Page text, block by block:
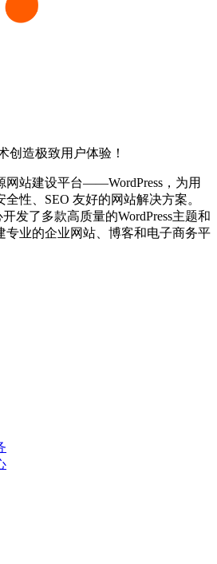
创造极致用户体验！
网站建设平台——WordPress，为用
性、SEO 友好的网站解决方案。
发了多款高质量的WordPress主题和
专业的企业网站、博客和电子商务平